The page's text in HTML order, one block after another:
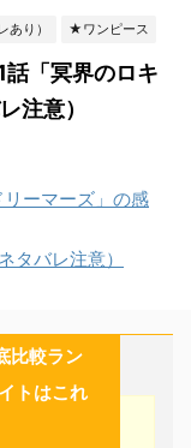
り） ★ワンピース
話「冥界のロキ
注意）
ーマーズ」の感
タバレ注意）
比較ラン
トはこれ